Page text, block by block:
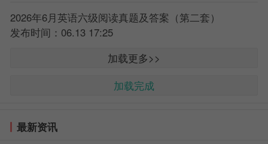
2026年6月英语六级阅读真题及答案（第二套）
发布时间：06.13 17:25
加载更多>>
加载完成
最新资讯